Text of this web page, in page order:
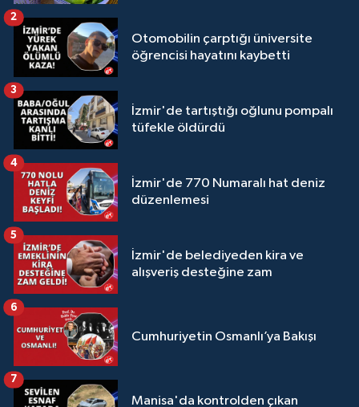
Otomobilin çarptığı üniversite
öğrencisi hayatını kaybetti
2
İzmir'de tartıştığı oğlunu pompalı
tüfekle öldürdü
3
İzmir'de 770 Numaralı hat deniz
düzenlemesi
4
İzmir'de belediyeden kira ve
alışveriş desteğine zam
5
Cumhuriyetin Osmanlı’ya Bakışı
6
Manisa'da kontrolden çıkan
7